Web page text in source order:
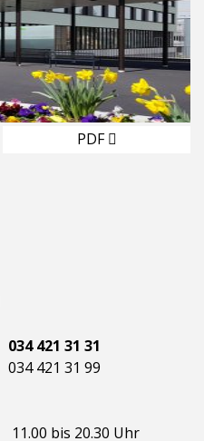
PDF
034 421 31 31
034 421 31 99
11.00 bis 20.30 Uhr